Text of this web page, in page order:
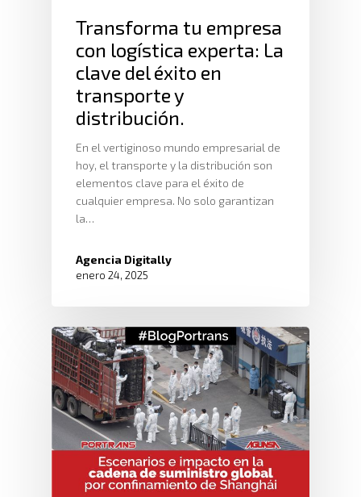
Transforma tu empresa
con logística experta: La
clave del éxito en
transporte y
distribución.
En el vertiginoso mundo empresarial de
hoy, el transporte y la distribución son
elementos clave para el éxito de
cualquier empresa. No solo garantizan
la…
Agencia Digitally
enero 24, 2025